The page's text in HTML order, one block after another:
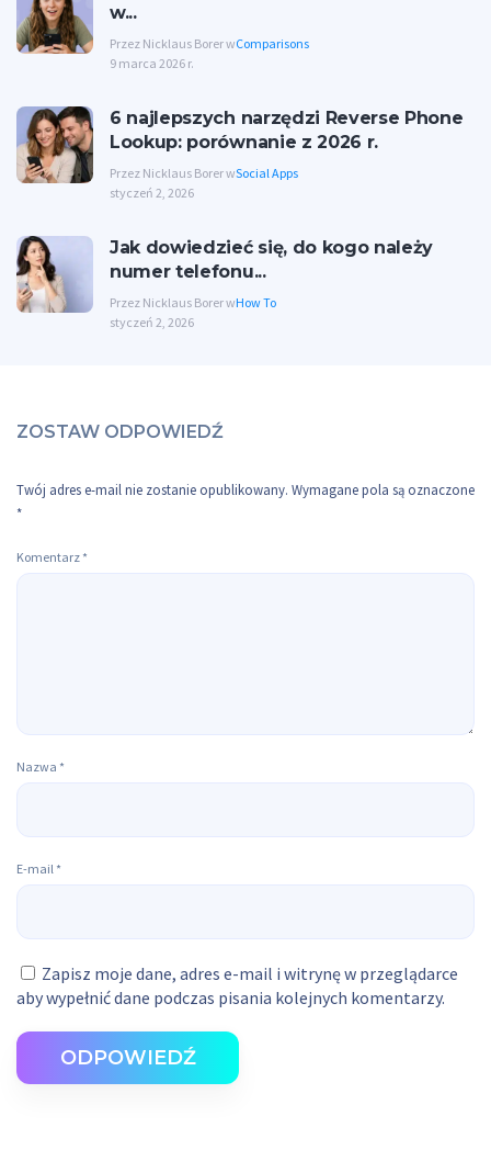
w...
Przez Nicklaus Borer wComparisons
9 marca 2026 r.
6 najlepszych narzędzi Reverse Phone
Lookup: porównanie z 2026 r.
Przez Nicklaus Borer wSocial Apps
styczeń 2, 2026
Jak dowiedzieć się, do kogo należy
numer telefonu...
Przez Nicklaus Borer wHow To
styczeń 2, 2026
ZOSTAW ODPOWIEDŹ
Twój adres e-mail nie zostanie opublikowany. Wymagane pola są oznaczone
*
Komentarz *
Nazwa *
E-mail *
Zapisz moje dane, adres e-mail i witrynę w przeglądarce
aby wypełnić dane podczas pisania kolejnych komentarzy.
ODPOWIEDŹ